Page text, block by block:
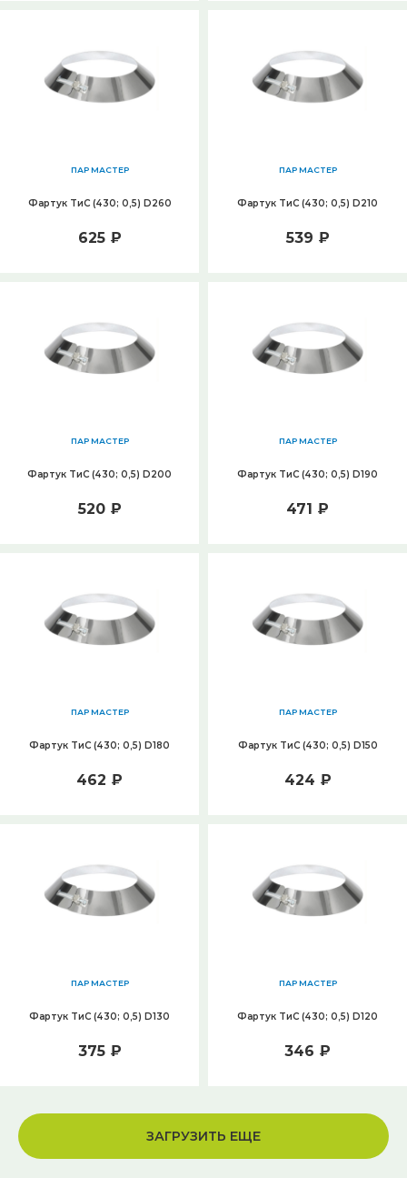
ПАР МАСТЕР
Фартук ТиС (430; 0,5) D260
625 ₽
ПАР МАСТЕР
Фартук ТиС (430; 0,5) D210
539 ₽
ПАР МАСТЕР
Фартук ТиС (430; 0,5) D200
520 ₽
ПАР МАСТЕР
Фартук ТиС (430; 0,5) D190
471 ₽
ПАР МАСТЕР
Фартук ТиС (430; 0,5) D180
462 ₽
ПАР МАСТЕР
Фартук ТиС (430; 0,5) D150
424 ₽
ПАР МАСТЕР
Фартук ТиС (430; 0,5) D130
375 ₽
ПАР МАСТЕР
Фартук ТиС (430; 0,5) D120
346 ₽
ЗАГРУЗИТЬ ЕЩЕ